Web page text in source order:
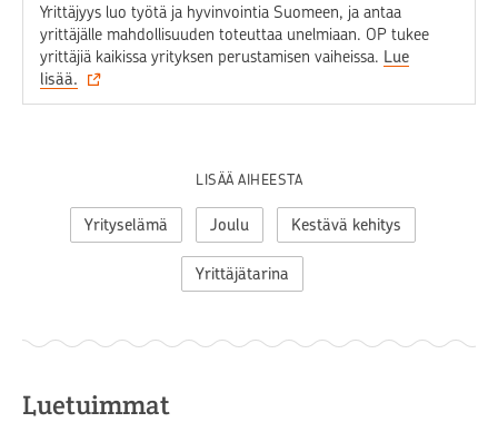
Yrittäjyys luo työtä ja hyvinvointia Suomeen, ja antaa
yrittäjälle mahdollisuuden toteuttaa unelmiaan. OP tukee
yrittäjiä kaikissa yrityksen perustamisen vaiheissa. Lue
lisää.
LISÄÄ AIHEESTA
Yrityselämä Joulu Kestävä kehitys
Yrittäjätarina
Luetuimmat